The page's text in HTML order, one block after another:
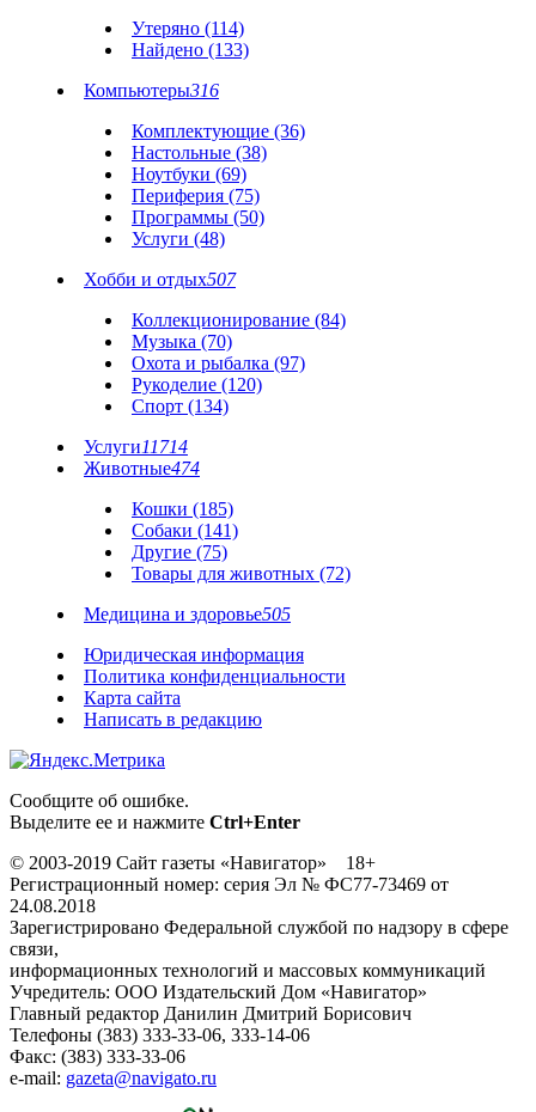
Утеряно (114)
Найдено (133)
Компьютеры316
Комплектующие (36)
Настольные (38)
Ноутбуки (69)
Периферия (75)
Программы (50)
Услуги (48)
Хобби и отдых507
Коллекционирование (84)
Музыка (70)
Охота и рыбалка (97)
Рукоделие (120)
Спорт (134)
Услуги11714
Животные474
Кошки (185)
Собаки (141)
Другие (75)
Товары для животных (72)
Медицина и здоровье505
Юридическая информация
Политика конфиденциальности
Карта сайта
Написать в редакцию
Сообщите об ошибке.
Выделите ее и нажмите Ctrl+Enter
© 2003-2019 Сайт газеты «Навигатор» 18+
Регистрационный номер: серия Эл № ФС77-73469 от
24.08.2018
Зарегистрировано Федеральной службой по надзору в сфере
связи,
информационных технологий и массовых коммуникаций
Учредитель: ООО Издательский Дом «Навигатор»
Главный редактор Данилин Дмитрий Борисович
Телефоны (383) 333-33-06, 333-14-06
Факс: (383) 333-33-06
e-mail: gazeta@navigato.ru